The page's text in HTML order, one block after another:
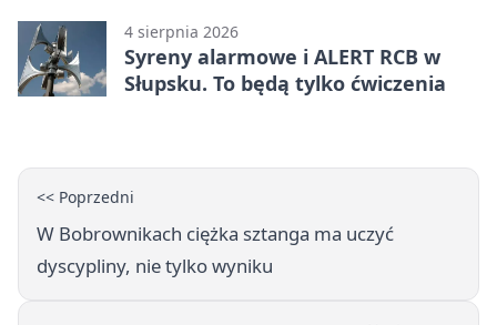
4 sierpnia 2026
Syreny alarmowe i ALERT RCB w
Słupsku. To będą tylko ćwiczenia
<< Poprzedni
W Bobrownikach ciężka sztanga ma uczyć
dyscypliny, nie tylko wyniku